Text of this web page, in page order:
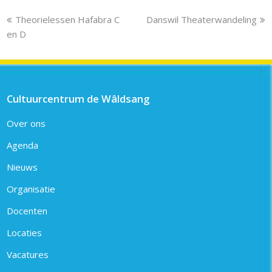
previous
post:
Theorielessen Hafabra C
en D
next
Danswil Theaterwandeling
Cultuurcentrum de Wâldsang
Over ons
Agenda
Nieuws
Organisatie
Docenten
Locaties
Vacatures